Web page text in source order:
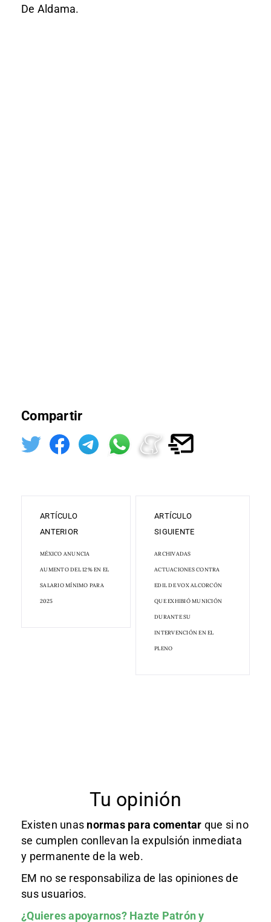
De Aldama.
Compartir
ARTÍCULO
ANTERIOR
MÉXICO ANUNCIA
AUMENTO DEL 12% EN EL
SALARIO MÍNIMO PARA
2025
ARTÍCULO
SIGUIENTE
ARCHIVADAS
ACTUACIONES CONTRA
EDIL DE VOX ALCORCÓN
QUE EXHIBIÓ MUNICIÓN
DURANTE SU
INTERVENCIÓN EN EL
PLENO
Tu opinión
Existen unas normas para comentar que si no
se cumplen conllevan la expulsión inmediata
y permanente de la web.
EM no se responsabiliza de las opiniones de
sus usuarios.
¿Quieres apoyarnos? Hazte Patróny